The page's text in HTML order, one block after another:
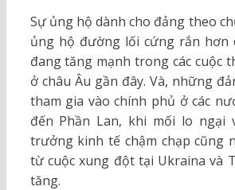
Sự ủng hộ dành cho đảng theo
ủng hộ đường lối cứng rắn hơn
đang tăng mạnh trong các cuộc
ở châu Âu gần đây. Và, những
tham gia vào chính phủ ở các
đến Phần Lan, khi mối lo ngại
trưởng kinh tế chậm chạp cũng
từ cuộc xung đột tại Ukraina và
tăng.